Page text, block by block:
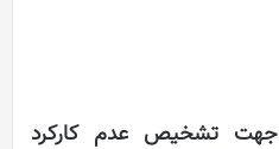
تشخیص عدم کارکرد